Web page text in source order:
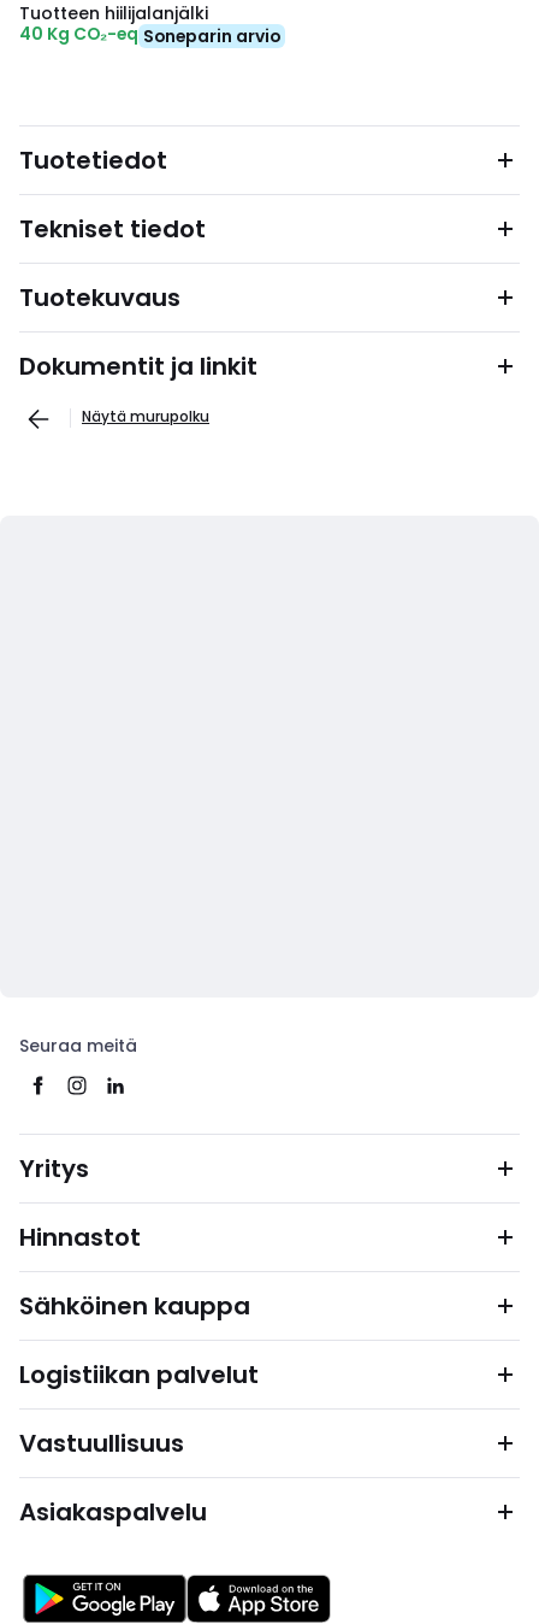
Tuotteen hiilijalanjälki
40 Kg CO₂-eq Soneparin arvio
Tuotetiedot
Tekniset tiedot
Tuotekuvaus
Dokumentit ja linkit
Näytä murupolku
Seuraa meitä
Yritys
Hinnastot
Sähköinen kauppa
Logistiikan palvelut
Vastuullisuus
Asiakaspalvelu